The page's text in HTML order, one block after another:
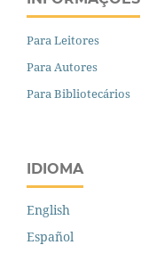
Para Leitores
Para Autores
Para Bibliotecários
IDIOMA
English
Español